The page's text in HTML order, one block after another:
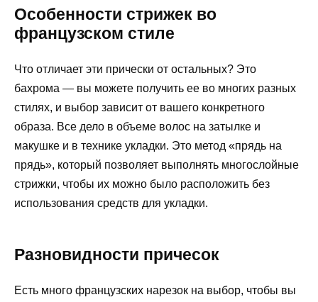
Особенности стрижек во
французском стиле
Что отличает эти прически от остальных? Это
бахрома — вы можете получить ее во многих разных
стилях, и выбор зависит от вашего конкретного
образа. Все дело в объеме волос на затылке и
макушке и в технике укладки. Это метод «прядь на
прядь», который позволяет выполнять многослойные
стрижки, чтобы их можно было расположить без
использования средств для укладки.
Разновидности причесок
Есть много французских нарезок на выбор, чтобы вы